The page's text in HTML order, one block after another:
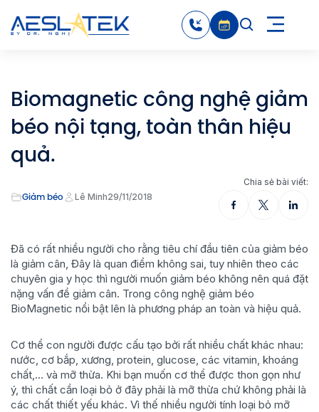
Biomagnetic công nghệ giảm
béo nội tạng, toàn thân hiệu
quả.
Giảm béo Lê Minh29/11/2018
Chia sẻ bài viết:
Đã có rất nhiều người cho rằng tiêu chí đầu tiên của giảm béo
là giảm cân, Đây là quan điểm không sai, tuy nhiên theo các
chuyên gia y học thì người muốn giảm béo không nên quá đặt
nặng vấn đề giảm cân. Trong công nghệ giảm béo
BioMagnetic nổi bật lên là phương pháp an toàn và hiệu quả.
Cơ thể con người được cấu tạo bởi rất nhiều chất khác nhau:
nước, cơ bắp, xương, protein, glucose, các vitamin, khoáng
chất,… và mỡ thừa. Khi bạn muốn cơ thể được thon gọn như
ý, thì chất cần loại bỏ ở đây phải là mỡ thừa chứ không phải là
các chất thiết yếu khác. Vì thế nhiều người tính loại bỏ mỡ